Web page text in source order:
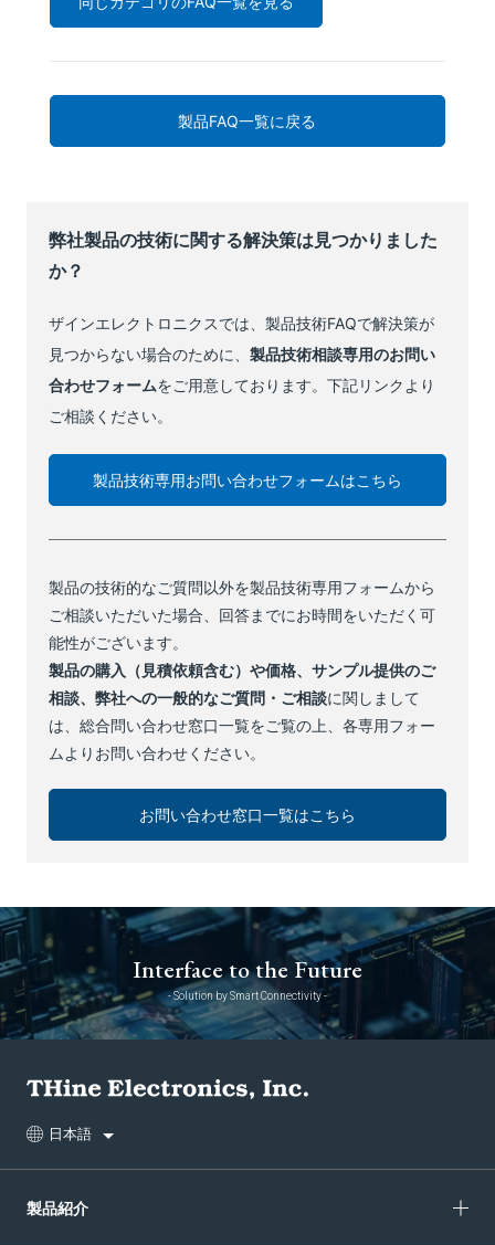
製品FAQ一覧に戻る
弊社製品の技術に関する解決策は見つかりました
か？
ザインエレクトロニクスでは、製品技術FAQで解決策が
見つからない場合のために、 製品技術相談専用のお問い
合わせフォームをご用意しております。下記リンクより
ご相談ください。
製品技術専用お問い合わせフォームはこちら
製品の技術的なご質問以外を製品技術専用フォームから
ご相談いただいた場合、回答までにお時間をいただく可
能性がございます。
製品の購入（見積依頼含む）や価格、サンプル提供のご
相談、弊社への一般的なご質問・ご相談に関しまして
は、総合問い合わせ窓口一覧をご覧の上、各専用フォー
ムよりお問い合わせください。
お問い合わせ窓口一覧はこちら
Interface to the Future
- Solution by Smart Connectivity -
日本語
製品紹介